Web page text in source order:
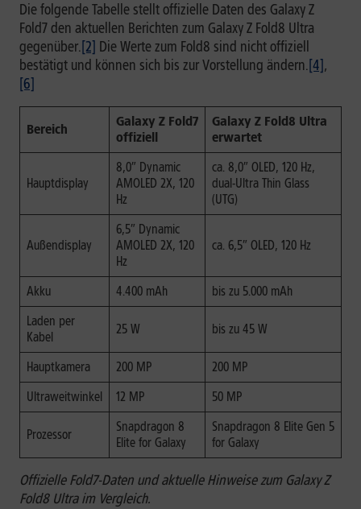
Die folgende Tabelle stellt offizielle Daten des Galaxy Z
Fold7 den aktuellen Berichten zum Galaxy Z Fold8 Ultra
gegenüber.[2] Die Werte zum Fold8 sind nicht offiziell
bestätigt und können sich bis zur Vorstellung ändern.[4],
[6]
Bereich
Galaxy Z Fold7
offiziell
Galaxy Z Fold8 Ultra
erwartet
Hauptdisplay
8,0″ Dynamic
AMOLED 2X, 120
Hz
ca. 8,0″ OLED, 120 Hz,
dual-Ultra Thin Glass
(UTG)
Außendisplay
6,5″ Dynamic
AMOLED 2X, 120
Hz
ca. 6,5″ OLED, 120 Hz
Akku 4.400 mAh
bis zu 5.000 mAh
Laden per
Kabel
25 W bis zu 45 W
Hauptkamera 200 MP
200 MP
Ultraweitwinkel
12 MP 50 MP
Prozessor
Snapdragon 8
Elite for Galaxy
Snapdragon 8 Elite Gen 5
for Galaxy
Offizielle Fold7-Daten und aktuelle Hinweise zum Galaxy Z
Fold8 Ultra im Vergleich.